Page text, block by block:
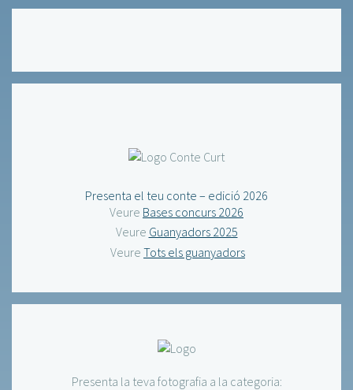
Presenta el teu conte – edició 2026
Veure Bases concurs 2026
Veure Guanyadors 2025
Veure Tots els guanyadors
Presenta la teva fotografia a la categoria: